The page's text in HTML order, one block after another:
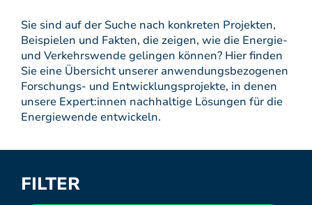
Sie sind auf der Suche nach konkreten Projekten,
Beispielen und Fakten, die zeigen, wie die Energie-
und Verkehrswende gelingen können? Hier finden
Sie eine Übersicht unserer anwendungsbezogenen
Forschungs- und Entwicklungsprojekte, in denen
unsere Expert:innen nachhaltige Lösungen für die
Energiewende entwickeln.
FILTER